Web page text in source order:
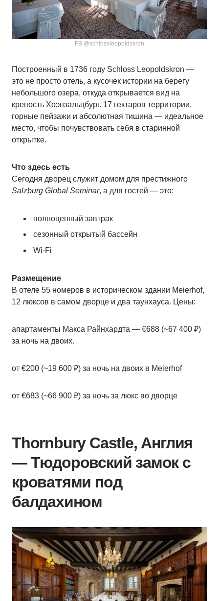
FB @schlossleopoldskron
Построенный в 1736 году Schloss Leopoldskron —
это не просто отель, а кусочек истории на берегу
небольшого озера, откуда открывается вид на
крепость Хоэнзальцбург. 17 гектаров территории,
горные пейзажи и абсолютная тишина — идеальное
место, чтобы почувствовать себя в старинной
открытке.
Что здесь есть
Сегодня дворец служит домом для престижного
Salzburg Global Seminar, а для гостей — это:
полноценный завтрак
сезонный открытый бассейн
Wi-Fi
Размещение
В отеле 55 номеров в историческом здании Meierhof,
12 люксов в самом дворце и два таунхауса. Цены:
апартаменты Макса Райнхардта — €688 (~67 400 ₽)
за ночь на двоих.
от €200 (~19 600 ₽) за ночь на двоих в Meierhof
от €683 (~66 900 ₽) за ночь за люкс во дворце
Thornbury Castle, Англия
— Тюдоровский замок с
кроватями под
балдахином